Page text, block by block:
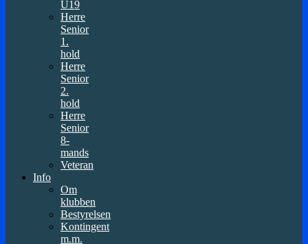
U19
Herre
Senior
1.
hold
Herre
Senior
2.
hold
Herre
Senior
8-
mands
Veteran
Info
Om
klubben
Bestyrelsen
Kontingent
m.m.